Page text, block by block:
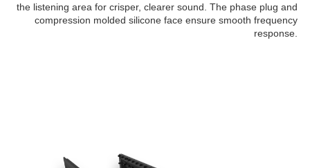
the listening area for crisper, clearer sound. The phase plug and
compression molded silicone face ensure smooth frequency
response.